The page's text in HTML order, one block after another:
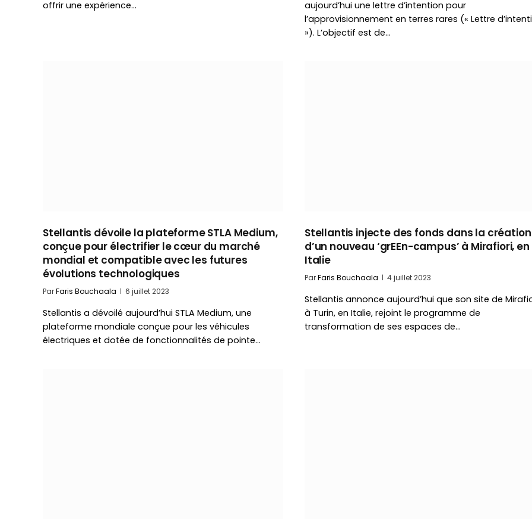
offrir une expérience…
aujourd’hui une lettre d’intention pour
l’approvisionnement en terres rares (« Lettre
»). L’objectif est de…
Stellantis dévoile la plateforme STLA Medium,
conçue pour électrifier le cœur du marché
mondial et compatible avec les futures
évolutions technologiques
ParFaris Bouchaala 6 juillet 2023
Stellantis a dévoilé aujourd’hui STLA Medium, une
plateforme mondiale conçue pour les véhicules
électriques et dotée de fonctionnalités de pointe…
Stellantis injecte des fonds dans la création
d’un nouveau ‘grEEn-campus’ à Mirafiori, en
Italie
ParFaris Bouchaala 4 juillet 2023
Stellantis annonce aujourd’hui que son site de
à Turin, en Italie, rejoint le programme de
transformation de ses espaces de…